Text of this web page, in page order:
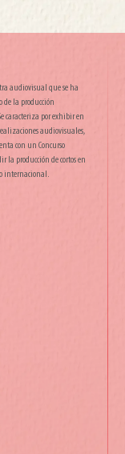
audiovisual que se ha
de la producción
caracteriza por exhibir en
audiovisuales,
con un Concurso
la producción de cortos en
internacional.